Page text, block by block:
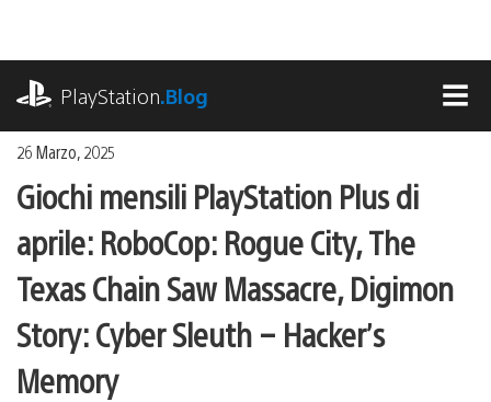
contenuto
PlayStation.Blog
26 Marzo, 2025
Giochi mensili PlayStation Plus di
aprile: RoboCop: Rogue City, The
Texas Chain Saw Massacre, Digimon
Story: Cyber Sleuth – Hacker’s
Memory